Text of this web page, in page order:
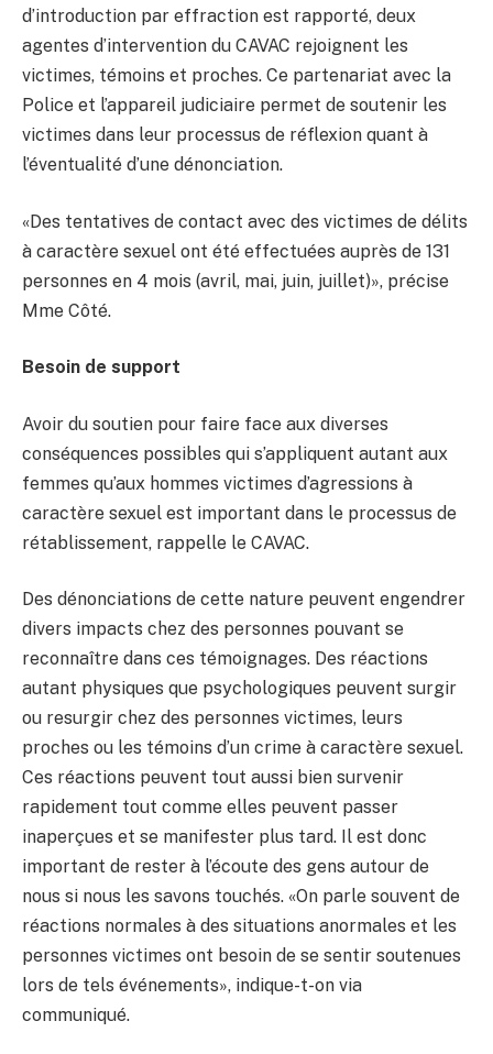
d’introduction par effraction est rapporté, deux
agentes d’intervention du CAVAC rejoignent les
victimes, témoins et proches. Ce partenariat avec la
Police et l’appareil judiciaire permet de soutenir les
victimes dans leur processus de réflexion quant à
l’éventualité d’une dénonciation.
«Des tentatives de contact avec des victimes de délits
à caractère sexuel ont été effectuées auprès de 131
personnes en 4 mois (avril, mai, juin, juillet)», précise
Mme Côté.
Besoin de support
Avoir du soutien pour faire face aux diverses
conséquences possibles qui s’appliquent autant aux
femmes qu’aux hommes victimes d’agressions à
caractère sexuel est important dans le processus de
rétablissement, rappelle le CAVAC.
Des dénonciations de cette nature peuvent engendrer
divers impacts chez des personnes pouvant se
reconnaître dans ces témoignages. Des réactions
autant physiques que psychologiques peuvent surgir
ou resurgir chez des personnes victimes, leurs
proches ou les témoins d’un crime à caractère sexuel.
Ces réactions peuvent tout aussi bien survenir
rapidement tout comme elles peuvent passer
inaperçues et se manifester plus tard. Il est donc
important de rester à l’écoute des gens autour de
nous si nous les savons touchés. «On parle souvent de
réactions normales à des situations anormales et les
personnes victimes ont besoin de se sentir soutenues
lors de tels événements», indique-t-on via
communiqué.